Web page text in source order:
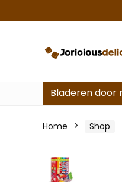
Bladeren door
Home Shop